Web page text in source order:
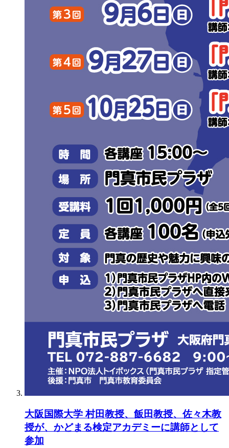
大阪国際大学 村田教授、飯田教授、佐々木教
授が、かどまる検定アカデミーに講師として
参加